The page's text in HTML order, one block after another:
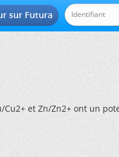
sur Futura
Cu2+ et Zn/Zn2+ ont un